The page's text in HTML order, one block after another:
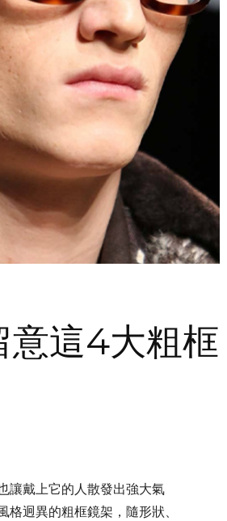
意這4大粗框
讓戴上它的人散發出強大氣
迥異的粗框鏡架，隨形狀、